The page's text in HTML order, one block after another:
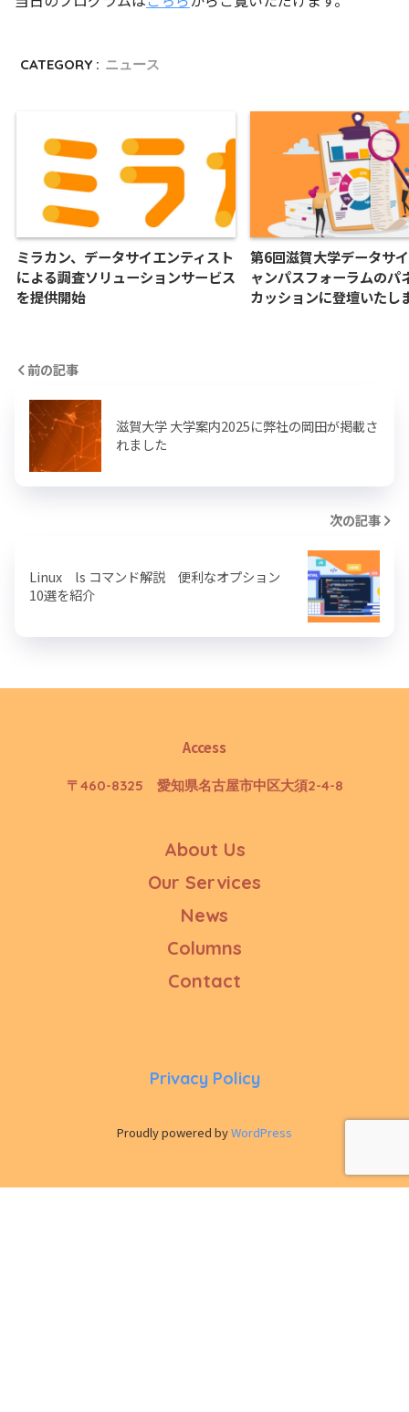
CATEGORY : ニュース
ミラカン、データサイエンティスト
による調査ソリューションサービス
を提供開始
第6回滋賀大学データサ
ャンパスフォーラムのパ
カッションに登壇いたし
前の記事
滋賀大学 大学案内2025に弊社の岡田が掲載さ
れました
次の記事
Linux ls コマンド解説 便利なオプション
10選を紹介
Access
〒460-8325 愛知県名古屋市中区大須2-4-8
About Us
Our Services
News
Columns
Contact
Privacy Policy
Proudly powered byWordPress